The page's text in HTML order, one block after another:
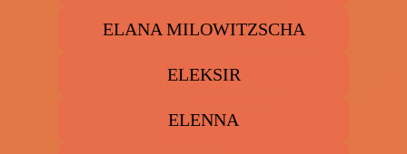
ELANA MILOWITZSCHA
ELEKSIR
ELENNA